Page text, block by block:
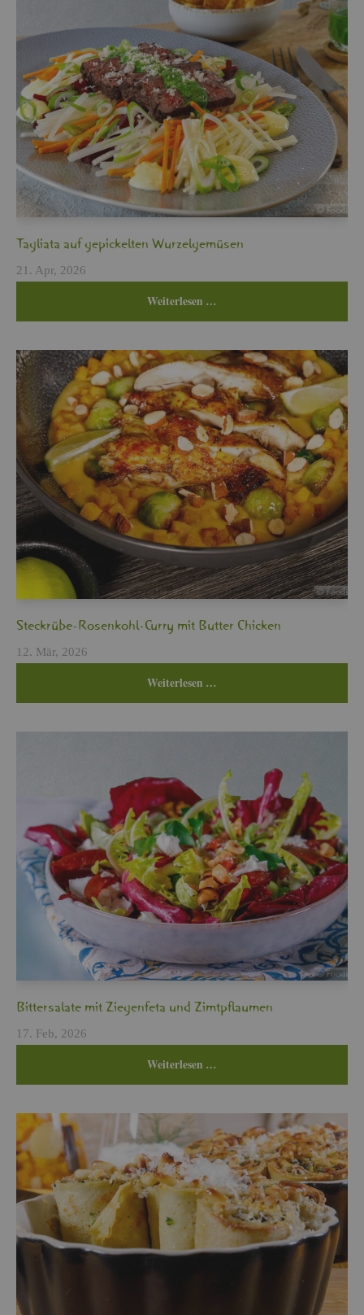
Ta­glia­ta auf ge­pi­ckel­ten Wur­zel­ge­mü­sen
21. Apr, 2026
Wei­ter­le­sen …
Steck­rü­be-Ro­sen­kohl-Curry mit But­ter Chi­cken
12. Mär, 2026
Wei­ter­le­sen …
Bit­ter­sa­la­te mit Zie­gen­fe­ta und Zimt­pflau­men
17. Feb, 2026
Wei­ter­le­sen …